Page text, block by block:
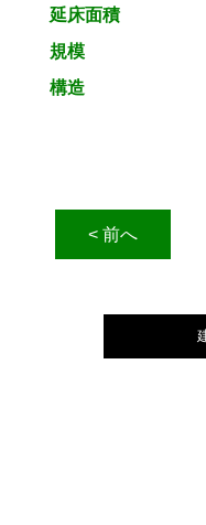
延床面積
規模
構造
< 前へ